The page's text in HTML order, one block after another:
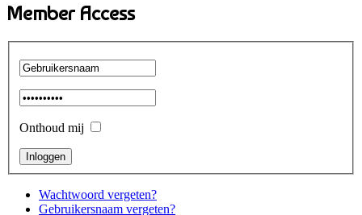
Member Access
Onthoud mij
Wachtwoord vergeten?
Gebruikersnaam vergeten?